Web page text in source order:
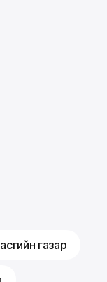
газар